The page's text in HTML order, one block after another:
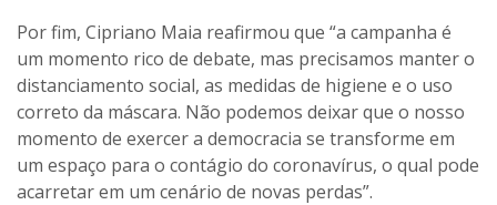
Por fim, Cipriano Maia reafirmou que “a campanha é
um momento rico de debate, mas precisamos manter o
distanciamento social, as medidas de higiene e o uso
correto da máscara. Não podemos deixar que o nosso
momento de exercer a democracia se transforme em
um espaço para o contágio do coronavírus, o qual pode
acarretar em um cenário de novas perdas”.